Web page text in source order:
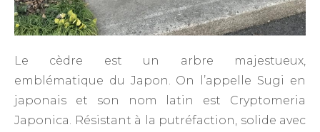
Le cèdre est un arbre majestueux,
emblématique du Japon. On l’appelle Sugi en
japonais et son nom latin est Cryptomeria
Japonica. Résistant à la putréfaction, solide avec